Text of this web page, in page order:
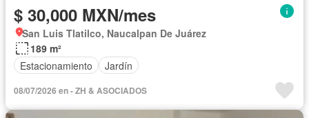
$ 30,000 MXN/mes
San Luis Tlatilco, Naucalpan De Juárez
189 m²
Estacionamiento
Jardín
08/07/2026 en - ZH & ASOCIADOS